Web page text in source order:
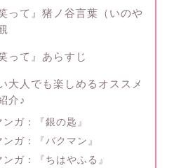
って』猪ノ谷言葉（いのや
って』あらすじ
大人でも楽しめるオススメ
介♪
ガ：『銀の匙』
ガ：『バクマン』
ガ：『ちはやふる』